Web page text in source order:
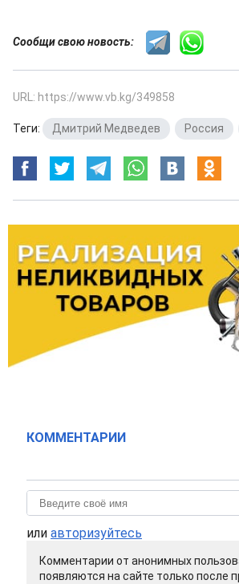
Сообщи свою новость:
URL: https://www.vb.kg/349858
Теги: Дмитрий Медведев Россия
КОММЕНТАРИИ
или авторизуйтесь
Комментарии от анонимных
появляются на сайте только после